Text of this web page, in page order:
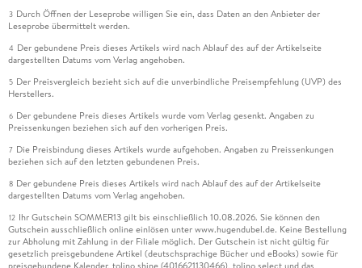
3 Durch Öffnen der Leseprobe willigen Sie ein, dass Daten an den Anbieter der
Leseprobe übermittelt werden.
4 Der gebundene Preis dieses Artikels wird nach Ablauf des auf der Artikelseite
dargestellten Datums vom Verlag angehoben.
5 Der Preisvergleich bezieht sich auf die unverbindliche Preisempfehlung (UVP) des
Herstellers.
6 Der gebundene Preis dieses Artikels wurde vom Verlag gesenkt. Angaben zu
Preissenkungen beziehen sich auf den vorherigen Preis.
7 Die Preisbindung dieses Artikels wurde aufgehoben. Angaben zu Preissenkungen
beziehen sich auf den letzten gebundenen Preis.
8 Der gebundene Preis dieses Artikels wird nach Ablauf des auf der Artikelseite
dargestellten Datums vom Verlag angehoben.
12 Ihr Gutschein SOMMER13 gilt bis einschließlich 10.08.2026. Sie können den
Gutschein ausschließlich online einlösen unter www.hugendubel.de. Keine Bestellung
zur Abholung mit Zahlung in der Filiale möglich. Der Gutschein ist nicht gültig für
gesetzlich preisgebundene Artikel (deutschsprachige Bücher und eBooks) sowie für